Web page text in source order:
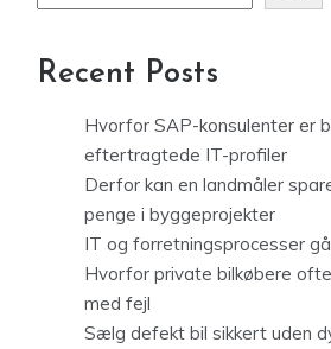
Recent Posts
Hvorfor SAP-konsulenter er
eftertragtede IT-profiler
Derfor kan en landmåler
penge i byggeprojekter
IT og forretningsprocesser
Hvorfor private bilkøbere
med fejl
Sælg defekt bil sikkert uden